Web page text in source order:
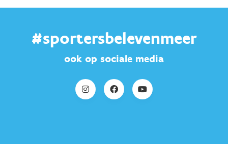
#sportersbelevenmeer
ook op sociale media